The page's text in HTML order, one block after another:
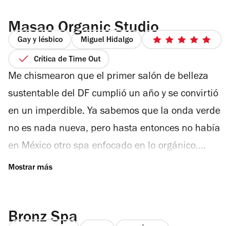
Masao Organic Studio
Gay y lésbico Miguel Hidalgo
5
estrellas
Crítica de Time Out
Me chismearon que el primer salón de belleza
sustentable del DF cumplió un año y se convirtió
en un imperdible. Ya sabemos que la onda verde
no es nada nueva, pero hasta entonces no había
en México otro spa enfocado en lo orgánico.
Curiosamente, me contaron que se les ve poco a
Lomas de Chapultepec. Marc Launay me espera
Bronz Spa